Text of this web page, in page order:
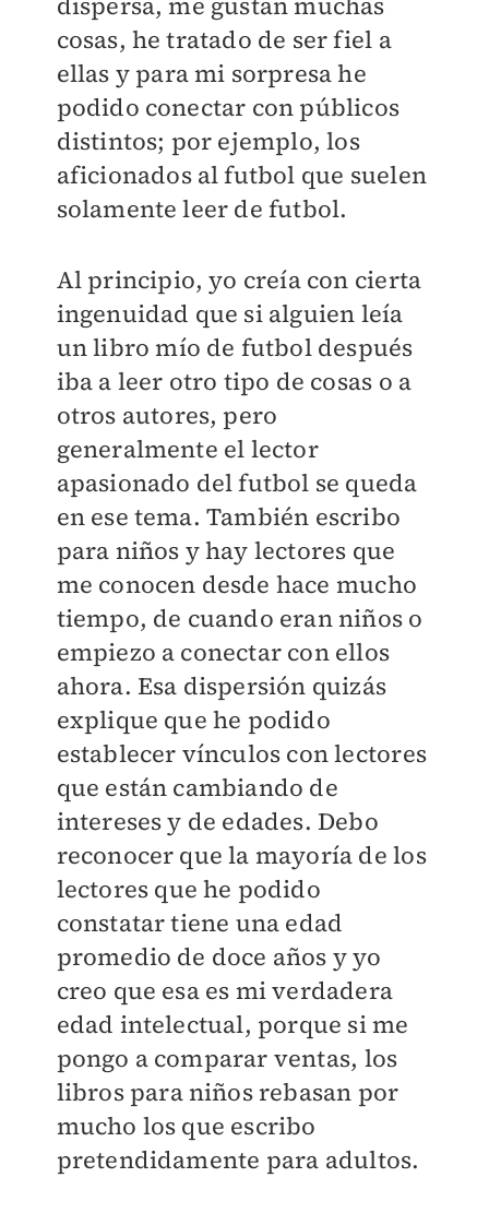
cosas, he tratado de ser fiel a
ellas y para mi sorpresa he
podido conectar con públicos
distintos; por ejemplo, los
aficionados al futbol que suelen
solamente leer de futbol.
Al principio, yo creía con cierta
ingenuidad que si alguien leía
un libro mío de futbol después
iba a leer otro tipo de cosas o a
otros autores, pero
generalmente el lector
apasionado del futbol se queda
en ese tema. También escribo
para niños y hay lectores que
me conocen desde hace mucho
tiempo, de cuando eran niños o
empiezo a conectar con ellos
ahora. Esa dispersión quizás
explique que he podido
establecer vínculos con lectores
que están cambiando de
intereses y de edades. Debo
reconocer que la mayoría de los
lectores que he podido
constatar tiene una edad
promedio de doce años y yo
creo que esa es mi verdadera
edad intelectual, porque si me
pongo a comparar ventas, los
libros para niños rebasan por
mucho los que escribo
pretendidamente para adultos.